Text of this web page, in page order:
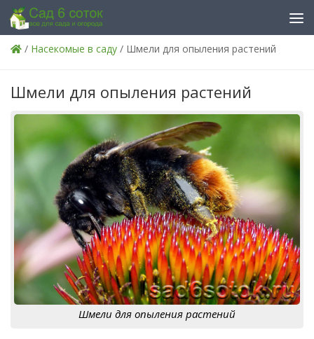
Skip to content
/ Насекомые в саду / Шмели для опыления растений
Шмели для опыления растений
Шмели для опыления растений